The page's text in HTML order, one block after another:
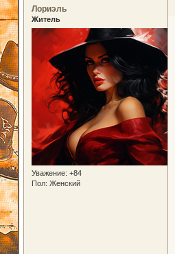
Лориэль
Житель
Уважение: +84
Пол: Женский